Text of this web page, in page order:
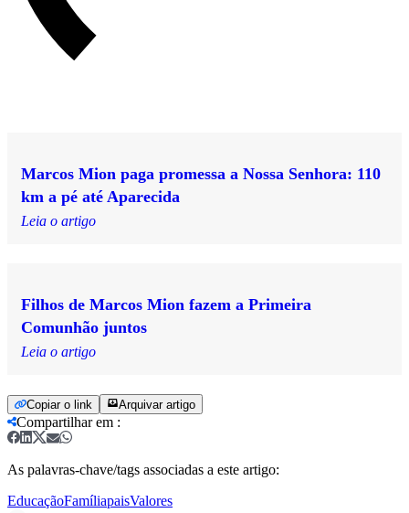
Marcos Mion paga promessa a Nossa Senhora: 110
km a pé até Aparecida
Leia o artigo
Filhos de Marcos Mion fazem a Primeira
Comunhão juntos
Leia o artigo
Copiar o link Arquivar artigo
Compartilhar em :
As palavras-chave/tags associadas a este artigo:
EducaçãoFamíliapaisValores